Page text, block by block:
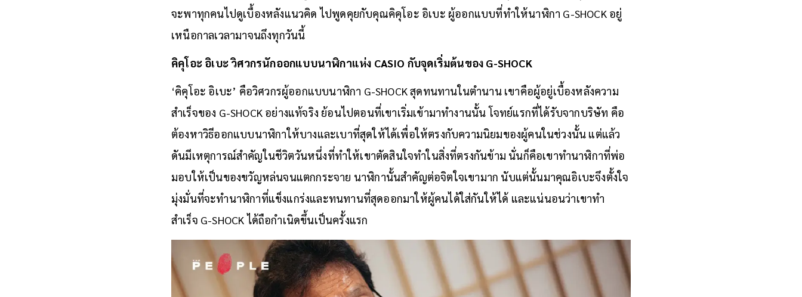
จะพาทุกคนไปดูเบื้องหลังแนวคิด ไปพูดคุยกับคุณคิคุโอะ อิเบะ ผู้ออกแบบที่ทำให้นาฬิกา G-SHOCK อยู่
เหนือกาลเวลามาจนถึงทุกวันนี้
คิคุโอะ อิเบะ วิศวกรนักออกแบบนาฬิกาแห่ง CASIO กับจุดเริ่มต้นของ G-SHOCK
‘คิคุโอะ อิเบะ’ คือวิศวกรผู้ออกแบบนาฬิกา G-SHOCK สุดทนทานในตำนาน เขาคือผู้อยู่เบื้องหลังความ
สำเร็จของ G-SHOCK อย่างแท้จริง ย้อนไปตอนที่เขาเริ่มเข้ามาทำงานนั้น โจทย์แรกที่ได้รับจากบริษัท คือ
ต้องหาวิธีออกแบบนาฬิกาให้บางและเบาที่สุดให้ได้เพื่อให้ตรงกับความนิยมของผู้คนในช่วงนั้น แต่แล้ว
ดันมีเหตุการณ์สำคัญในชีวิตวันหนึ่งที่ทำให้เขาตัดสินใจทำในสิ่งที่ตรงกันข้าม นั่นก็คือเขาทำนาฬิกาที่พ่อ
มอบให้เป็นของขวัญหล่นจนแตกกระจาย นาฬิกานั้นสำคัญต่อจิตใจเขามาก นับแต่นั้นมาคุณอิเบะจึงตั้งใจ
มุ่งมั่นที่จะทำนาฬิกาที่แข็งแกร่งและทนทานที่สุดออกมาให้ผู้คนได้ใส่กันให้ได้ และแน่นอนว่าเขาทำ
สำเร็จ G-SHOCK ได้ถือกำเนิดขึ้นเป็นครั้งแรก